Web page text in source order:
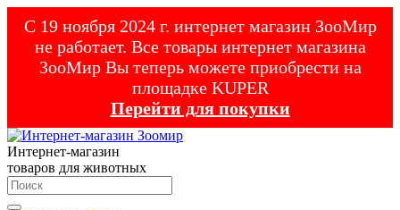
С 19 ноября 2024 г. интернет магазин ЗооМир
не работает. Все товары интернет магазина
ЗооМир Вы теперь можете приобрести на
площадке KUPER
Перейти для покупки
Интернет-магазин
товаров для животных